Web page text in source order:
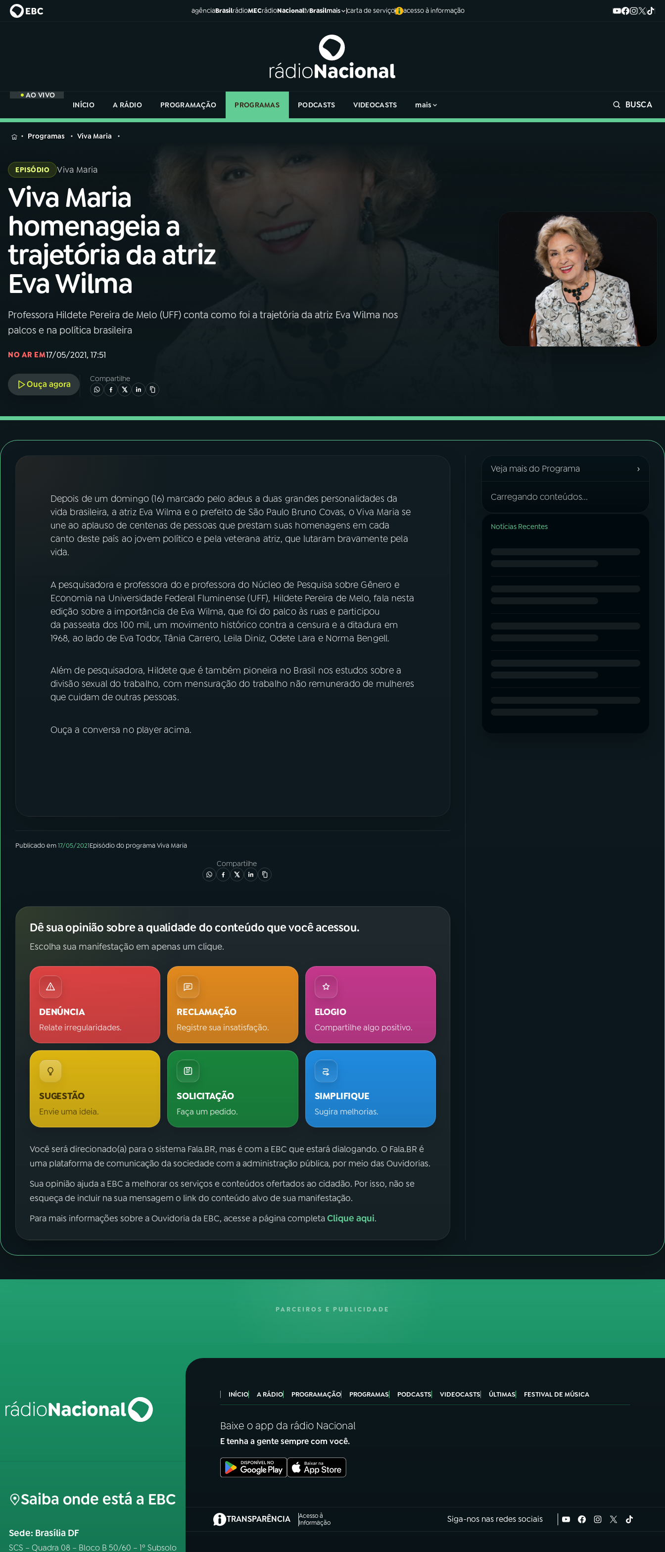
agênciaBrasilrádioMECrádioNacionaltvBrasilmais carta de serviço acesso à informação
AO VIVO
INÍCIO
A RÁDIO PROGRAMAÇÃO PROGRAMAS PODCASTS VIDEOCASTS mais BUSCA
MENU
Buscar
na
Rádio
Nacional
01INÍCIO
02A RÁDIO
03PROGRAMAÇÃO
05 PODCASTS
ACOMPANHE A RÁDIO NACIONAL
YouTube Facebook
Instagram
na
Rádio
Nacional
Programas Viva Maria
EPISÓDIO Viva Maria
Viva Maria
homenageia a
trajetória da atriz
Eva Wilma
Professora Hildete Pereira de Melo (UFF) conta como foi a trajetória da atriz Eva Wilma nos
palcos e na política brasileira
NO AR EM17/05/2021, 17:51
Ouça agora
Compartilhe
Depois de um domingo (16) marcado pelo adeus a duas grandes personalidades da
vida brasileira, a atriz Eva Wilma e o prefeito de São Paulo Bruno Covas, o Viva Maria se
une ao aplauso de centenas de pessoas que prestam suas homenagens em cada
canto deste país ao jovem político e pela veterana atriz, que lutaram bravamente pela
vida.
A pesquisadora e professora do e professora do Núcleo de Pesquisa sobre Gênero e
Economia na Universidade Federal Fluminense (UFF), Hildete Pereira de Melo, fala nesta
edição sobre a importância de Eva Wilma, que foi do palco às ruas e participou
da passeata dos 100 mil, um movimento histórico contra a censura e a ditadura em
1968, ao lado de Eva Todor, Tânia Carrero, Leila Diniz, Odete Lara e Norma Bengell.
Além de pesquisadora, Hildete que é também pioneira no Brasil nos estudos sobre a
divisão sexual do trabalho, com mensuração do trabalho não remunerado de mulheres
que cuidam de outras pessoas.
Ouça a conversa no player acima.
Publicado em17/05/2021Episódiodo programaViva Maria
Compartilhe
Dê sua opinião sobre a qualidade do conteúdo que você acessou.
Escolha sua manifestação em apenas um clique.
DENÚNCIA
Relate irregularidades.
RECLAMAÇÃO
Registre sua insatisfação.
ELOGIO
Compartilhe algo positivo.
SUGESTÃO
Envie uma ideia.
SOLICITAÇÃO
Faça um pedido.
SIMPLIFIQUE
Sugira melhorias.
Você será direcionado(a) para o sistema Fala.BR, mas é com a EBC que estará dialogando. O Fala.BR é
uma plataforma de comunicação da sociedade com a administração pública, por meio das Ouvidorias.
Sua opinião ajuda a EBC a melhorar os serviços e conteúdos ofertados ao cidadão. Por isso, não se
esqueça de incluir na sua mensagem o link do conteúdo alvo de sua manifestação.
Para mais informações sobre a Ouvidoria da EBC, acesse a página completaClique aqui.
Veja mais do Programa ›
Carregando conteúdos...
Notícias Recentes
PARCEIROS E PUBLICIDADE
Saiba onde está a EBC
Sede: Brasília DF
SCS – Quadra 08 – Bloco B 50/60 – 1º Subsolo
INÍCIO A RÁDIO PROGRAMAÇÃO PROGRAMAS PODCASTS VIDEOCASTS ÚLTIMAS FESTIVAL DE MÚSICA
Baixe o app da rádio Nacional
E tenha a gente sempre com você.
TRANSPARÊNCIA
Acesso à
Informação
(abre em nova aba) Siga-nos nas redes sociais